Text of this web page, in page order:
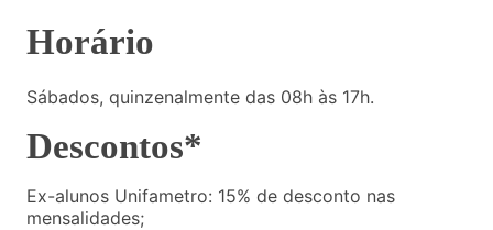
Horário
Sábados, quinzenalmente das 08h às 17h.
Descontos*
Ex-alunos Unifametro: 15% de desconto nas
mensalidades;